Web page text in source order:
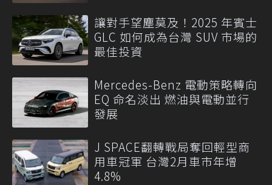
讓對手望塵莫及！2025 年賓士
GLC 如何成為台灣 SUV 市場的
最佳投資
Mercedes-Benz 電動策略轉向
EQ 命名淡出 燃油與電動並行
發展
J SPACE翻轉戰局奪回輕型商
用車冠軍 台灣2月車市年增
4.8%